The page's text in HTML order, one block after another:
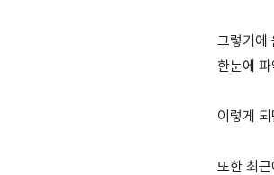
그렇기에
한눈에
이렇게
또한 최